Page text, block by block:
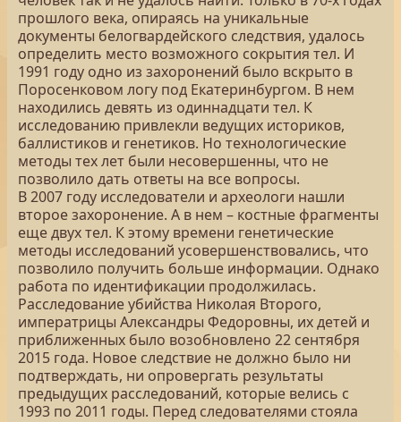
прошлого века, опираясь на уникальные
документы белогвардейского следствия, удалось
определить место возможного сокрытия тел. И
1991 году одно из захоронений было вскрыто в
Поросенковом логу под Екатеринбургом. В нем
находились девять из одиннадцати тел. К
исследованию привлекли ведущих историков,
баллистиков и генетиков. Но технологические
методы тех лет были несовершенны, что не
позволило дать ответы на все вопросы.
В 2007 году исследователи и археологи нашли
второе захоронение. А в нем – костные фрагменты
еще двух тел. К этому времени генетические
методы исследований усовершенствовались, что
позволило получить больше информации. Однако
работа по идентификации продолжилась.
Расследование убийства Николая Второго,
императрицы Александры Федоровны, их детей и
приближенных было возобновлено 22 сентября
2015 года. Новое следствие не должно было ни
подтверждать, ни опровергать результаты
предыдущих расследований, которые велись с
1993 по 2011 годы. Перед следователями стояла